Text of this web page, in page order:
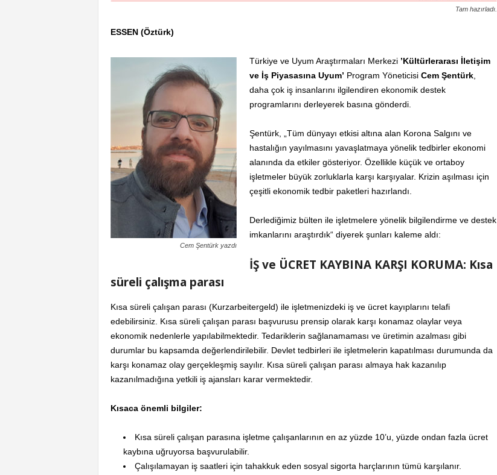
Tam hazırladı.
ESSEN (Öztürk)
Cem Şentürk yazdı
Türkiye ve Uyum Araştırmaları Merkezi ’Kültürlerarası İletişim
ve İş Piyasasına Uyum’ Program Yöneticisi Cem Şentürk,
daha çok iş insanlarını ilgilendiren ekonomik destek
programlarını derleyerek basına gönderdi.
Şentürk, „Tüm dünyayı etkisi altına alan Korona Salgını ve
hastalığın yayılmasını yavaşlatmaya yönelik tedbirler ekonomi
alanında da etkiler gösteriyor. Özellikle küçük ve ortaboy
işletmeler büyük zorluklarla karşı karşıyalar. Krizin aşılması için
çeşitli ekonomik tedbir paketleri hazırlandı.
Derlediğimiz bülten ile işletmelere yönelik bilgilendirme ve destek
imkanlarını araştırdık“ diyerek şunları kaleme aldı:
İŞ ve ÜCRET KAYBINA KARŞI KORUMA: Kısa
süreli çalışma parası
Kısa süreli çalışan parası (Kurzarbeitergeld) ile işletmenizdeki iş ve ücret kayıplarını telafi
edebilirsiniz. Kısa süreli çalışan parası başvurusu prensip olarak karşı konamaz olaylar veya
ekonomik nedenlerle yapılabilmektedir. Tedariklerin sağlanamaması ve üretimin azalması gibi
durumlar bu kapsamda değerlendirilebilir. Devlet tedbirleri ile işletmelerin kapatılması durumunda da
karşı konamaz olay gerçekleşmiş sayılır. Kısa süreli çalışan parası almaya hak kazanılıp
kazanılmadığına yetkili iş ajansları karar vermektedir.
Kısaca önemli bilgiler:
Kısa süreli çalışan parasına işletme çalışanlarının en az yüzde 10’u, yüzde ondan fazla ücret
kaybına uğruyorsa başvurulabilir.
Çalışılamayan iş saatleri için tahakkuk eden sosyal sigorta harçlarının tümü karşılanır.